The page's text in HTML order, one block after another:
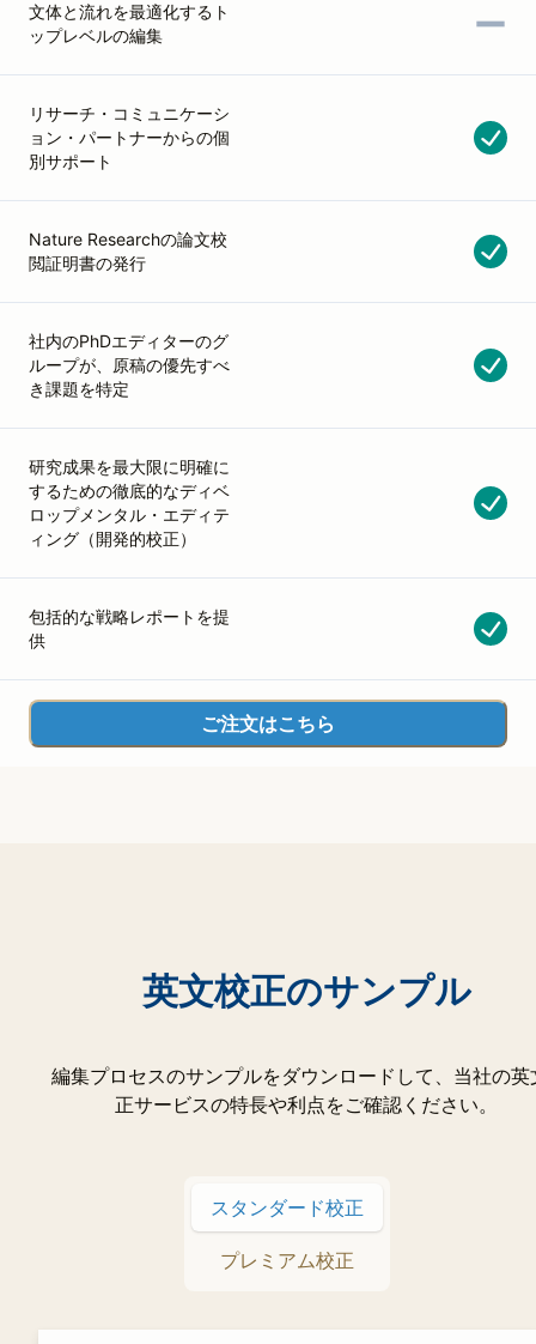
文体と流れを最適化するト
ップレベルの編集
リサーチ・コミュニケーシ
ョン・パートナーからの個
別サポート
Nature Researchの論文校
閲証明書の発行
社内のPhDエディターのグ
ループが、原稿の優先すべ
き課題を特定
研究成果を最大限に明確に
するための徹底的なディベ
ロップメンタル・エディテ
ィング（開発的校正）
包括的な戦略レポートを提
供
ご注文はこちら
英文校正のサンプル
編集プロセスのサンプルをダウンロードして、当社の英
正サービスの特長や利点をご確認ください。
スタンダード校正
プレミアム校正